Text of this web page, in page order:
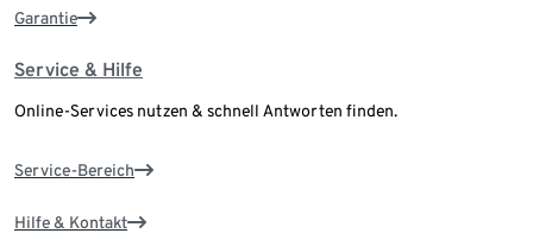
Garantie
Service & Hilfe
Online-Services nutzen & schnell Antworten finden.
Service-Bereich
Hilfe & Kontakt